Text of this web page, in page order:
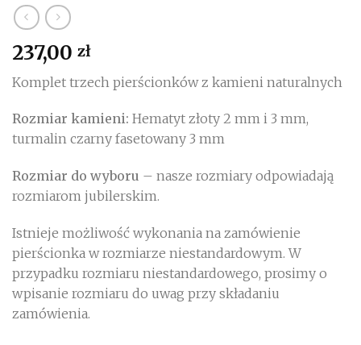
237,00 zł
Komplet trzech pierścionków z kamieni naturalnych
Rozmiar kamieni: Hematyt złoty 2 mm i 3 mm,
turmalin czarny fasetowany 3 mm
Rozmiar do wyboru – nasze rozmiary odpowiadają
rozmiarom jubilerskim.
Istnieje możliwość wykonania na zamówienie
pierścionka w rozmiarze niestandardowym. W
przypadku rozmiaru niestandardowego, prosimy o
wpisanie rozmiaru do uwag przy składaniu
zamówienia.